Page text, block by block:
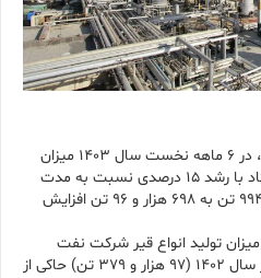
به گزارش پتروچی به نقل از تاپیکو، در 6 ماهه نخست سال 1403 میزان
تولید انواع قیر شرکت نفت پاسارگاد با رشد 15 درصدی نسبت به مدت
مشابه در سال 1402 از 606 هزار و 994 تن به 698 هزار و 96 تن افزایش
همچنین در شهریورماه سال 1403 میزان تولید انواع قیر شرکت نفت
پاسارگاد نسبت به مدت مشابه در سال 1402 (97 هزار و 379 تن) حاکی از